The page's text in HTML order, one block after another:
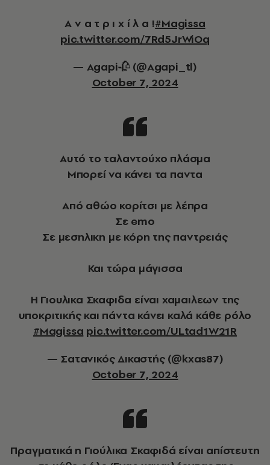
Α ν α τ ρ ι χ ί λ α !#Magissa
pic.twitter.com/7Rd5JrWiOq
— Agapi🥀 (@Agapi_tl)
October 7, 2024
Αυτό το ταλαντούχο πλάσμα
Μπορεί να κάνει τα παντα
Από αθώο κορίτσι με λέπρα
Σε emo
Σε μεσηλικη με κόρη της παντρειάς
Και τώρα μάγισσα
Η Γιουλικα Σκαφιδα είναι χαμαιλεων της
υποκριτικής και πάντα κάνει καλά κάθε ρόλο
#Magissa pic.twitter.com/ULtad1W21R
— Σατανικός Δικαστής (@kxas87)
October 7, 2024
Πραγματικά η Γιούλικα Σκαφιδά είναι απίστευτη